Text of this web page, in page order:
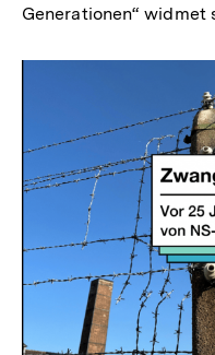
Generationen“ widmet